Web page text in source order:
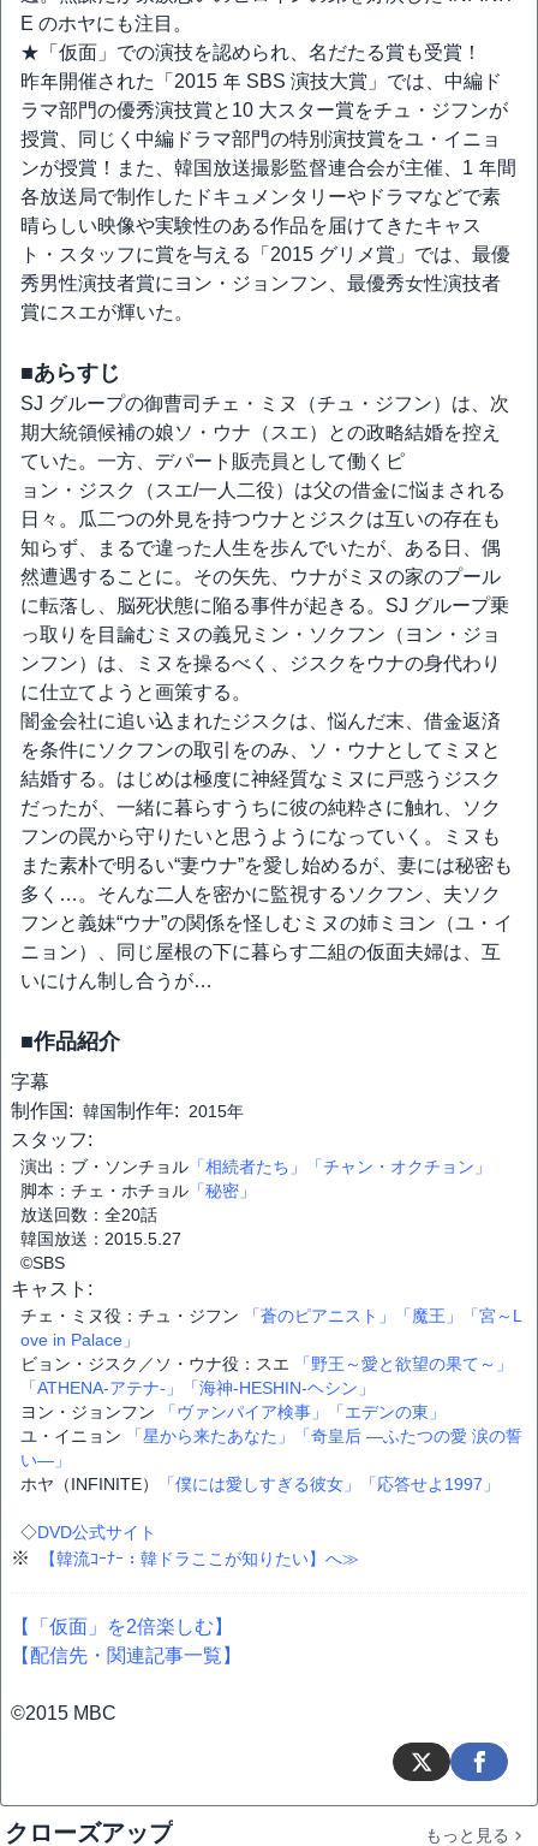
E のホヤにも注目。
★「仮面」での演技を認められ、名だたる賞も受賞！
昨年開催された「2015 年 SBS 演技大賞」では、中編ド
ラマ部門の優秀演技賞と10 大スター賞をチュ・ジフンが
授賞、同じく中編ドラマ部門の特別演技賞をユ・イニョ
ンが授賞！また、韓国放送撮影監督連合会が主催、1 年間
各放送局で制作したドキュメンタリーやドラマなどで素
晴らしい映像や実験性のある作品を届けてきたキャス
ト・スタッフに賞を与える「2015 グリメ賞」では、最優
秀男性演技者賞にヨン・ジョンフン、最優秀女性演技者
賞にスエが輝いた。
■あらすじ
SJ グループの御曹司チェ・ミヌ（チュ・ジフン）は、次
期大統領候補の娘ソ・ウナ（スエ）との政略結婚を控え
ていた。一方、デパート販売員として働くピ
ョン・ジスク（スエ/一人二役）は父の借金に悩まされる
日々。瓜二つの外見を持つウナとジスクは互いの存在も
知らず、まるで違った人生を歩んでいたが、ある日、偶
然遭遇することに。その矢先、ウナがミヌの家のプール
に転落し、脳死状態に陥る事件が起きる。SJ グループ乗
っ取りを目論むミヌの義兄ミン・ソクフン（ヨン・ジョ
ンフン）は、ミヌを操るべく、ジスクをウナの身代わり
に仕立てようと画策する。
闇金会社に追い込まれたジスクは、悩んだ末、借金返済
を条件にソクフンの取引をのみ、ソ・ウナとしてミヌと
結婚する。はじめは極度に神経質なミヌに戸惑うジスク
だったが、一緒に暮らすうちに彼の純粋さに触れ、ソク
フンの罠から守りたいと思うようになっていく。ミヌも
また素朴で明るい“妻ウナ”を愛し始めるが、妻には秘密も
多く…。そんな二人を密かに監視するソクフン、夫ソク
フンと義妹“ウナ”の関係を怪しむミヌの姉ミヨン（ユ・イ
ニョン）、同じ屋根の下に暮らす二組の仮面夫婦は、互
いにけん制し合うが…
■作品紹介
字幕
制作国: 韓国制作年: 2015年
スタッフ:
演出：ブ・ソンチョル 「相続者たち」
「チャン・オクチョン」
脚本：チェ・ホチョル 「秘密」
放送回数：全20話
韓国放送：2015.5.27
©SBS
キャスト:
チェ・ミヌ役：チュ・ジフン 「蒼のピアニスト」 「魔王」
「宮～L
ove in Palace」
ビョン・ジスク／ソ・ウナ役：スエ
「野王～愛と欲望の果て～」
「ATHENA-アテナ-」
「海神-HESHIN-ヘシン」
ヨン・ジョンフン
「ヴァンパイア検事」
「エデンの東」
ユ・イニョン
「星から来たあなた」
「奇皇后 ―ふたつの愛 涙の誓
い―」
ホヤ（INFINITE）
「僕には愛しすぎる彼女」 「応答せよ1997」
◇DVD公式サイト
※ 【韓流ｺｰﾅｰ：韓ドラここが知りたい】へ≫
【「仮面」を2倍楽しむ】
【配信先・関連記事一覧】
©2015 MBC
クローズアップ もっと見る